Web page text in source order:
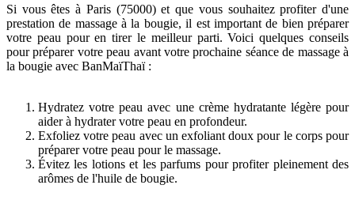
Si vous êtes à Paris (75000) et que vous souhaitez profiter d'une
prestation de massage à la bougie, il est important de bien préparer
votre peau pour en tirer le meilleur parti. Voici quelques conseils
pour préparer votre peau avant votre prochaine séance de massage à
la bougie avec BanMaïThaï :
Hydratez votre peau avec une crème hydratante légère pour
aider à hydrater votre peau en profondeur.
Exfoliez votre peau avec un exfoliant doux pour le corps pour
préparer votre peau pour le massage.
Évitez les lotions et les parfums pour profiter pleinement des
arômes de l'huile de bougie.